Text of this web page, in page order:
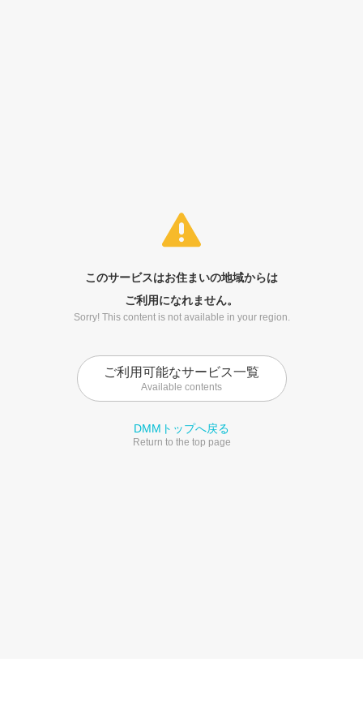
このサービスはお住まいの地域からは
ご利用になれません。
Sorry! This content is not available in your region.
ご利用可能なサービス一覧
Available contents
DMMトップへ戻る
Return to the top page